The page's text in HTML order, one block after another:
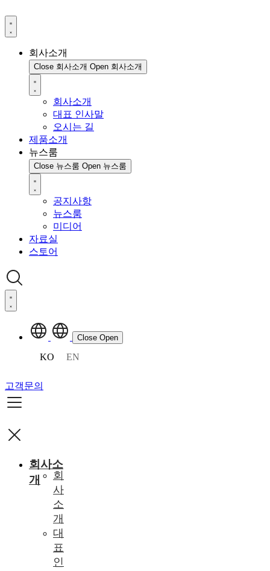
회사소개
Close 회사소개 Open 회사소개
회사소개
대표 인사말
오시는 길
제품소개
뉴스룸
Close 뉴스룸 Open 뉴스룸
공지사항
뉴스룸
미디어
자료실
스토어
Close Open
KO EN
고객문의
회사소
개
회
사
소
개
대
표
인